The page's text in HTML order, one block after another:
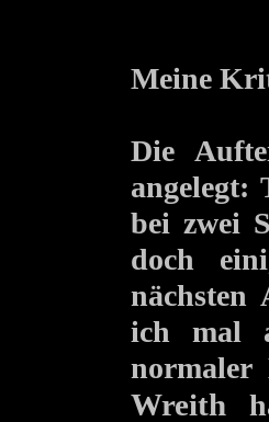
Meine
Die
angelegt:
bei zwei
doch
nächsten
ich mal
Wreith